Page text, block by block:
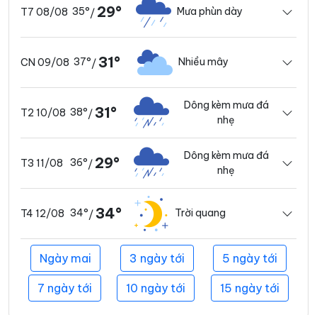
T7 08/08 35°/ 29° Mưa phùn dày
CN 09/08 37°/31° Nhiều mây
T2 10/08 38°/31°
Dông kèm mưa đá
nhẹ
T3 11/08 36°/ 29°
Dông kèm mưa đá
nhẹ
T4 12/08 34°/34° Trời quang
Ngày mai 3 ngày tới 5 ngày tới
7 ngày tới 10 ngày tới 15 ngày tới